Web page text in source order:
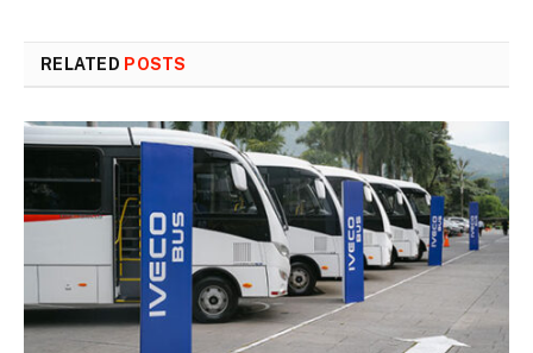
RELATED POSTS